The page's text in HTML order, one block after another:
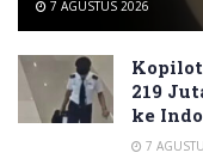
7 AGUSTUS 2026
219
ke
7